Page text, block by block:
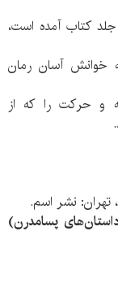
کتاب آمده است،
خوانش آسان رمان
و حرکت را که از
، تهران: نشر اسم.
پسامدرن)